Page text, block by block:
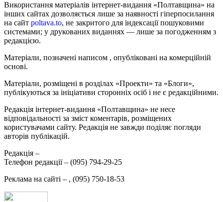
Використання матеріалів інтернет-видання «Полтавщина» на
інших сайтах дозволяється лише за наявності гіперпосилання
на сайт poltava.to, не закритого для індексації пошуковими
системами; у друкованих виданнях — лише за погодженням з
редакцією.
Матеріали, позначені написом , опубліковані на комерційній
основі.
Матеріали, розміщені в розділах «Проекти» та «Блоги»,
публікуються за ініціативи сторонніх осіб і не є редакційними.
Редакція інтернет-видання «Полтавщина» не несе
відповідальності за зміст коментарів, розміщених
користувачами сайту. Редакція не завжди поділяє погляди
авторів публікацій.
Редакція –
Телефон редакції – (095) 794-29-25
Реклама на сайті – , (095) 750-18-53